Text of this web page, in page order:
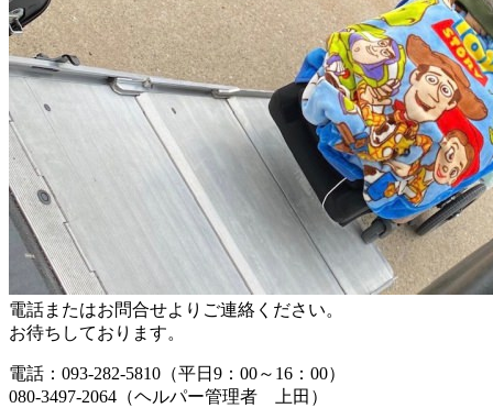
電話またはお問合せよりご連絡ください。
お待ちしております。
電話：093-282-5810（平日9：00～16：00）
080-3497-2064（ヘルパー管理者 上田）